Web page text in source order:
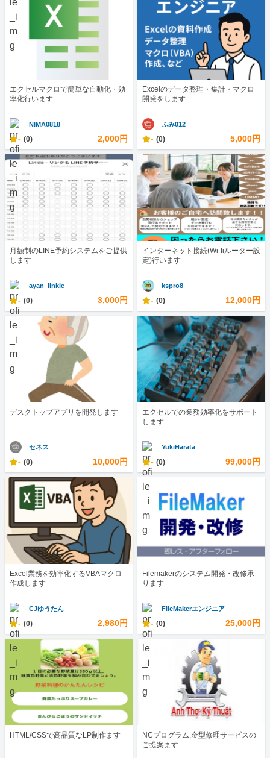
エクセルマクロで簡単な自動化・効
率化行います
NIMA0818
- (0) 2,000円
Excelのデータ整理・集計・マクロ
開発をします
ふみ012
- (0) 5,000円
月額制のLINE予約システムをご提供
します
ayan_linkle
- (0) 3,000円
インターネット接続(Wi-fiルーター設
定)行います
kspro8
- (0) 12,000円
デスクトップアプリを開発します
セネス
- (0) 10,000円
エクセルでの業務効率化をサポート
します
YukiHarata
- (0) 99,000円
Excel業務を効率化するVBAマクロ
作成します
CJゆうたん
- (0) 2,980円
Filemakerのシステム開発・改修承
ります
FileMakerエンジニア
- (0) 25,000円
HTML/CSSで高品質なLP制作ます
NCプログラム,金型修理サービスの
ご提案ます